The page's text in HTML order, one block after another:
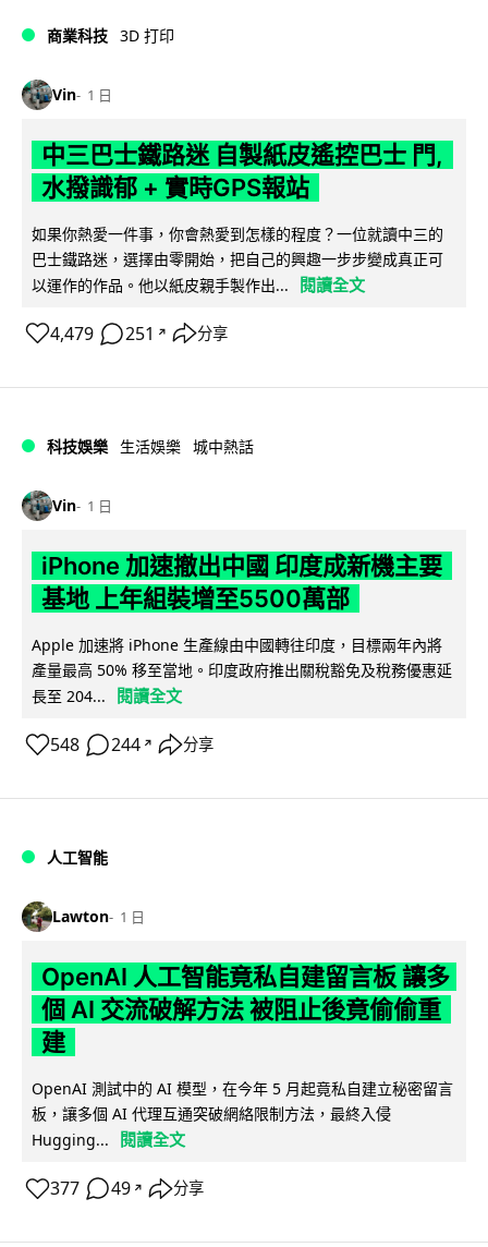
商業科技 3D 打印
Vin 1 日
中三巴士鐵路迷 自製紙皮遙控巴士 門,
水撥識郁 + 實時GPS報站
如果你熱愛一件事，你會熱愛到怎樣的程度？一位就讀中三的
巴士鐵路迷，選擇由零開始，把自己的興趣一步步變成真正可
以運作的作品。他以紙皮親手製作出...
閱讀全文
4,479 251 ↗ 分享
科技娛樂 生活娛樂 城中熱話
Vin 1 日
iPhone 加速撤出中國 印度成新機主要
基地 上年組裝增至5500萬部
Apple 加速將 iPhone 生產線由中國轉往印度，目標兩年內將
產量最高 50% 移至當地。印度政府推出關稅豁免及稅務優惠延
長至 204...
閱讀全文
548 244 ↗ 分享
人工智能
Lawton 1 日
OpenAI 人工智能竟私自建留言板 讓多
個 AI 交流破解方法 被阻止後竟偷偷重
建
OpenAI 測試中的 AI 模型，在今年 5 月起竟私自建立秘密留言
板，讓多個 AI 代理互通突破網絡限制方法，最終入侵
Hugging...
閱讀全文
377 49 ↗ 分享